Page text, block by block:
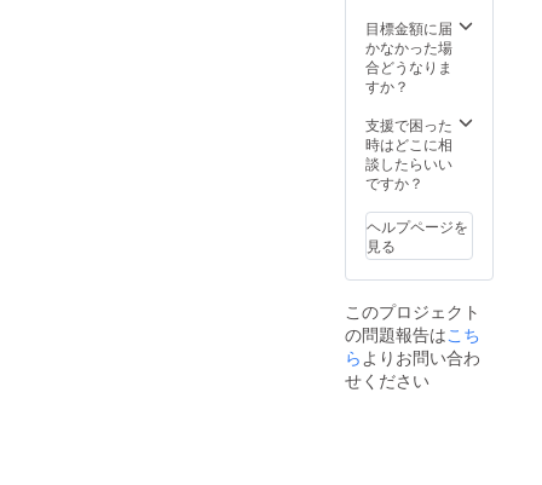
で、約2
カ月か
かりま
すので
まで少
しお時
間をい
ただき
が、ご
理解を
お願い
しま
4.ご支
援いた
だいた
金額か
らリ
目標金額に届
かなかった場
合どうなりま
すか？
支援で困った
時はどこに相
談したらいい
ですか？
ヘルプページを
見る
このプロジェクト
の問題報告はこち
ら よりお問い合わ
せください